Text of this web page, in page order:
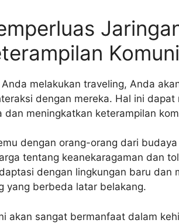
Anda melakukan traveling, Anda
dengan mereka. Hal ini
dan meningkatkan keterampilan
dengan orang-orang dari
tentang keanekaragaman dan
dengan lingkungan baru dan
yang berbeda latar belakang.
akan sangat bermanfaat dalam